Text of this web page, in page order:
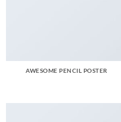
AWESOME PENCIL POSTER